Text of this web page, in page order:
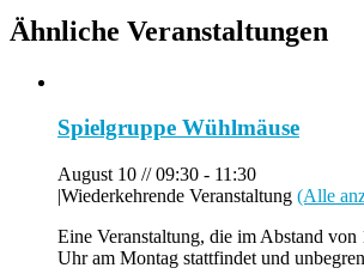
Ähnliche Veranstaltungen
Spielgruppe Wühlmäuse
August 10 // 09:30 - 11:30
|Wiederkehrende Veranstaltung (Alle
Eine Veranstaltung, die im Abstand
Uhr am Montag stattfindet und